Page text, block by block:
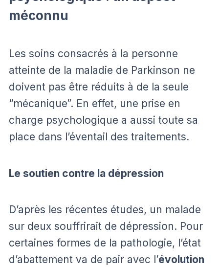
méconnu
Les soins consacrés à la personne
atteinte de la maladie de Parkinson ne
doivent pas être réduits à de la seule
“mécanique”. En effet, une prise en
charge psychologique a aussi toute sa
place dans l’éventail des traitements.
Le soutien contre la dépression
D’après les récentes études, un malade
sur deux souffrirait de dépression. Pour
certaines formes de la pathologie, l’état
d’abattement va de pair avec l’évolution